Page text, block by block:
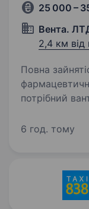
25 000 –
Вента.
2,4 км від
Повна зайнятість. На
потрібний
з першого робочого дня;
6 год. тому